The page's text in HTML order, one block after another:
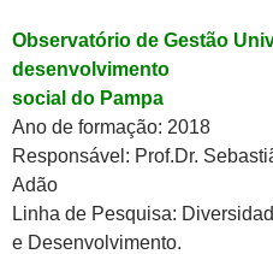
Observatório de Gestão
desenvolvimento
social do Pampa
Ano de formação: 2018
Responsável: Prof.Dr.
Adão
Linha de Pesquisa:
e Desenvolvimento.